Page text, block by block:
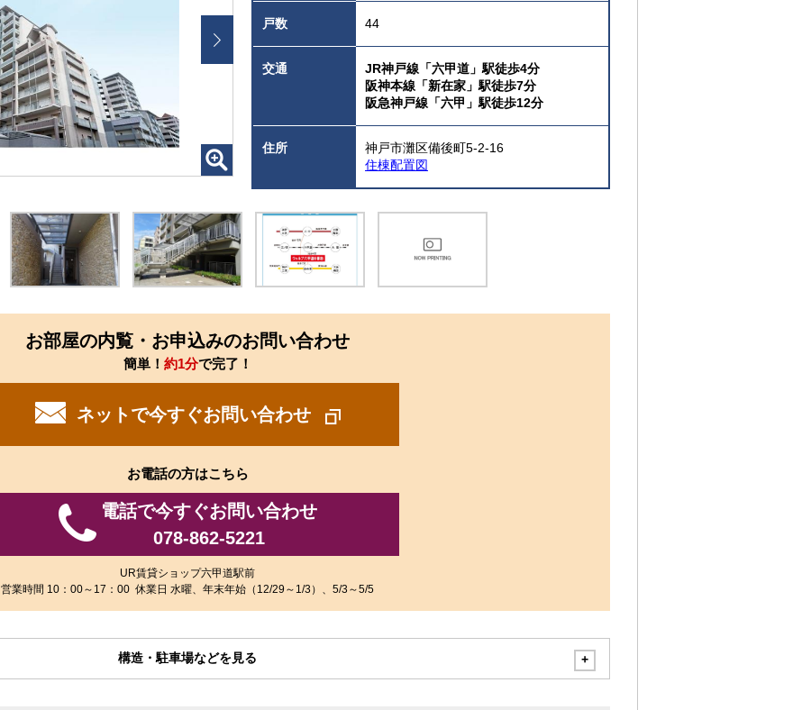
戸数 44
交通
JR神戸線「六甲道」駅徒歩4分
阪神本線「新在家」駅徒歩7分
阪急神戸線「六甲」駅徒歩12分
住所
神戸市灘区備後町5-2-16
住棟配置図
お部屋の内覧・お申込みのお問い合わせ
簡単！ 約1分で完了！
ネットで今すぐお問い合わせ
お電話の方はこちら
電話で今すぐお問い合わせ
078-862-5221
UR賃貸ショップ六甲道駅前
営業時間 10：00～17：00 休業日 水曜、年末年始（12/29～1/3）、5/3～5/5
構造・駐車場などを見る